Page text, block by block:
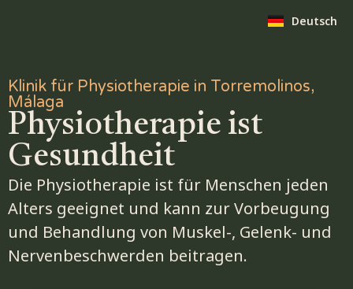
Deutsch
Klinik für Physiotherapie in Torremolinos,
Málaga
Physiotherapie ist
Gesundheit
Die Physiotherapie ist für Menschen jeden
Alters geeignet und kann zur Vorbeugung
und Behandlung von Muskel-, Gelenk- und
Nervenbeschwerden beitragen.